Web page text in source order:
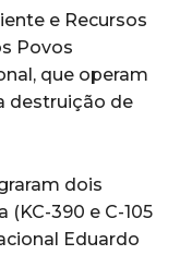
e Recursos
Povos
que operam
destruição de
dois
(KC-390 e C-105
Eduardo